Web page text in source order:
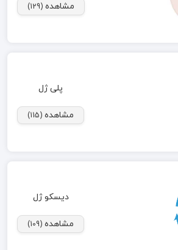
مشاهده (129)
پلی ژل
مشاهده (115)
دیسکو ژل
مشاهده (109)